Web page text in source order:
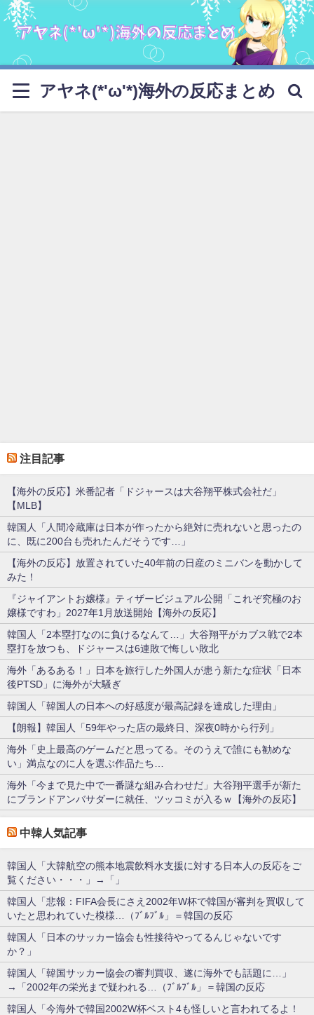
アヤネ(*'ω'*)海外の反応まとめ
注目記事
【海外の反応】米番記者「ドジャースは大谷翔平株式会社だ」
【MLB】
韓国人「人間冷蔵庫は日本が作ったから絶対に売れないと思ったの
に、既に200台も売れたんだそうです…」
【海外の反応】放置されていた40年前の日産のミニバンを動かして
みた！
『ジャイアントお嬢様』ティザービジュアル公開「これぞ究極のお
嬢様ですわ」2027年1月放送開始【海外の反応】
韓国人「2本塁打なのに負けるなんて…」大谷翔平がカブス戦で2本
塁打を放つも、ドジャースは6連敗で悔しい敗北
海外「あるある！」日本を旅行した外国人が患う新たな症状「日本
後PTSD」に海外が大騒ぎ
韓国人「韓国人の日本への好感度が最高記録を達成した理由」
【朗報】韓国人「59年やった店の最終日、深夜0時から行列」
海外「史上最高のゲームだと思ってる。そのうえで誰にも勧めな
い」満点なのに人を選ぶ作品たち…
海外「今まで見た中で一番謎な組み合わせだ」大谷翔平選手が新た
にブランドアンバサダーに就任、ツッコミが入るｗ【海外の反応】
中韓人気記事
韓国人「大韓航空の熊本地震飲料水支援に対する日本人の反応をご
覧ください・・・」→「」
韓国人「悲報：FIFA会長にさえ2002年W杯で韓国が審判を買収して
いたと思われていた模様…（ﾌﾞﾙﾌﾞﾙ」＝韓国の反応
韓国人「日本のサッカー協会も性接待やってるんじゃないです
か？」
韓国人「韓国サッカー協会の審判買収、遂に海外でも話題に…」
→「2002年の栄光まで疑われる…（ﾌﾞﾙﾌﾞﾙ」＝韓国の反応
韓国人「今海外で韓国2002W杯ベスト4も怪しいと言われてるよ！